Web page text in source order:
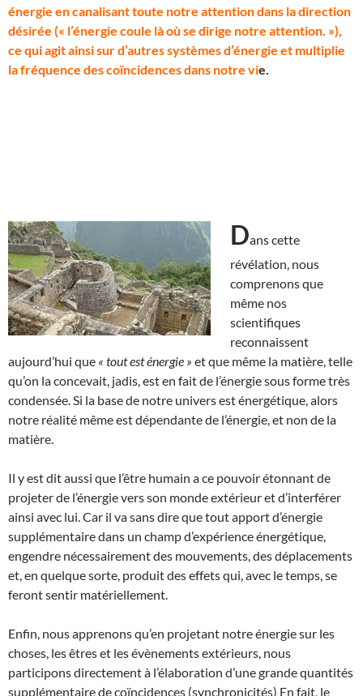
énergie en canalisant toute notre attention dans la direction
désirée (« l’énergie coule là où se dirige notre attention. »),
ce qui agit ainsi sur d’autres systèmes d’énergie et multiplie
la fréquence des coïncidences dans notre vie.
Dans cette
révélation, nous
comprenons que
même nos
scientifiques
reconnaissent
aujourd’hui que « tout est énergie » et que même la matière, telle
qu’on la concevait, jadis, est en fait de l’énergie sous forme très
condensée. Si la base de notre univers est énergétique, alors
notre réalité même est dépendante de l’énergie, et non de la
matière.
Il y est dit aussi que l’être humain a ce pouvoir étonnant de
projeter de l’énergie vers son monde extérieur et d’interférer
ainsi avec lui. Car il va sans dire que tout apport d’énergie
supplémentaire dans un champ d’expérience énergétique,
engendre nécessairement des mouvements, des déplacements
et, en quelque sorte, produit des effets qui, avec le temps, se
feront sentir matériellement.
Enfin, nous apprenons qu’en projetant notre énergie sur les
choses, les êtres et les évènements extérieurs, nous
participons directement à l’élaboration d’une grande quantités
supplémentaire de coïncidences (synchronicités) En fait, le